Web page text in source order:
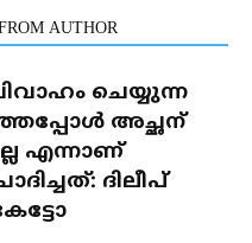
AUTHOR
ചെയ്യുന്ന
അച്ഛന്
എന്നാണ്
ദിലീപ്